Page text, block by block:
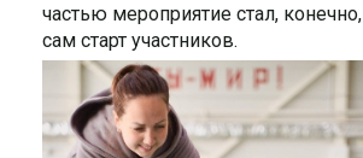
частью мероприятие стал, конечно,
сам старт участников.